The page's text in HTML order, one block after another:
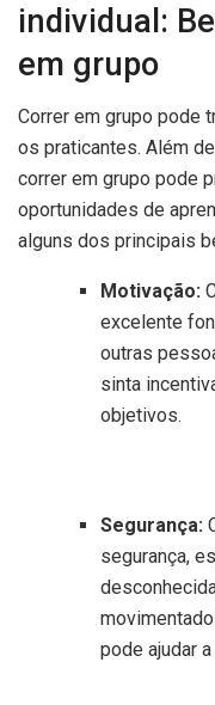
individual:
em grupo
Correr em grupo pode
os praticantes. Além
correr em grupo pode
oportunidades de
alguns dos principais
Motivação:
excelente
outras
sinta
objetivos.
Segurança:
segurança,
pode ajudar